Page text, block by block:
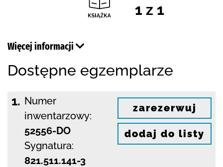
1 z 1
Więcej informacji
Dostępne egzemplarze
1. Numer
inwentarzowy:
52556-DO
Sygnatura:
821.511.141-3
zarezerwuj
dodaj do listy